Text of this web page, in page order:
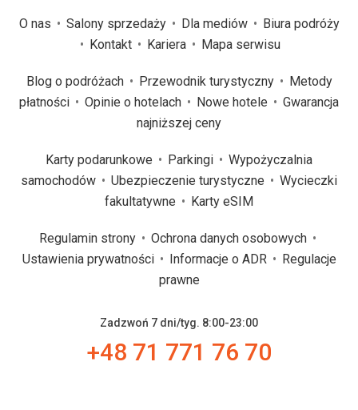
O nas Salony sprzedaży Dla mediów
Biura podróży
Kontakt
Kariera Mapa serwisu
Blog o podróżach Przewodnik turystyczny
Metody
płatności
Opinie o hotelach Nowe hotele
Gwarancja
najniższej ceny
Karty podarunkowe Parkingi
Wypożyczalnia
samochodów
Ubezpieczenie turystyczne
Wycieczki
fakultatywne
Karty eSIM
Regulamin strony
Ochrona danych osobowych
Ustawienia prywatności
Informacje o ADR
Regulacje
prawne
Zadzwoń 7 dni/tyg. 8:00-23:00
+48 71 771 76 70